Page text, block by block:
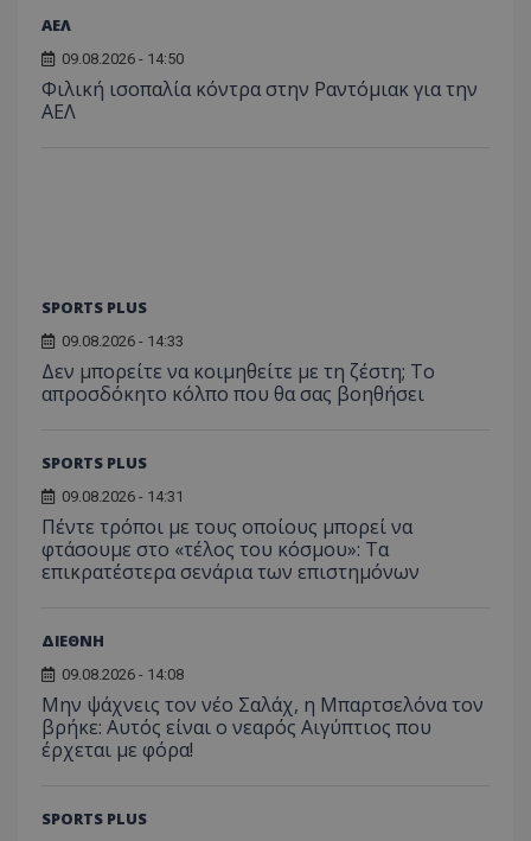
ΑΕΛ
09.08.2026 - 14:50
Φιλική ισοπαλία κόντρα στην Ραντόμιακ για την
ΑΕΛ
SPORTS PLUS
09.08.2026 - 14:33
Δεν μπορείτε να κοιμηθείτε με τη ζέστη; Το
απροσδόκητο κόλπο που θα σας βοηθήσει
SPORTS PLUS
09.08.2026 - 14:31
Πέντε τρόποι με τους οποίους μπορεί να
φτάσουμε στο «τέλος του κόσμου»: Τα
επικρατέστερα σενάρια των επιστημόνων
ΔΙΕΘΝΗ
09.08.2026 - 14:08
Μην ψάχνεις τον νέο Σαλάχ, η Μπαρτσελόνα τον
βρήκε: Αυτός είναι ο νεαρός Αιγύπτιος που
έρχεται με φόρα!
SPORTS PLUS